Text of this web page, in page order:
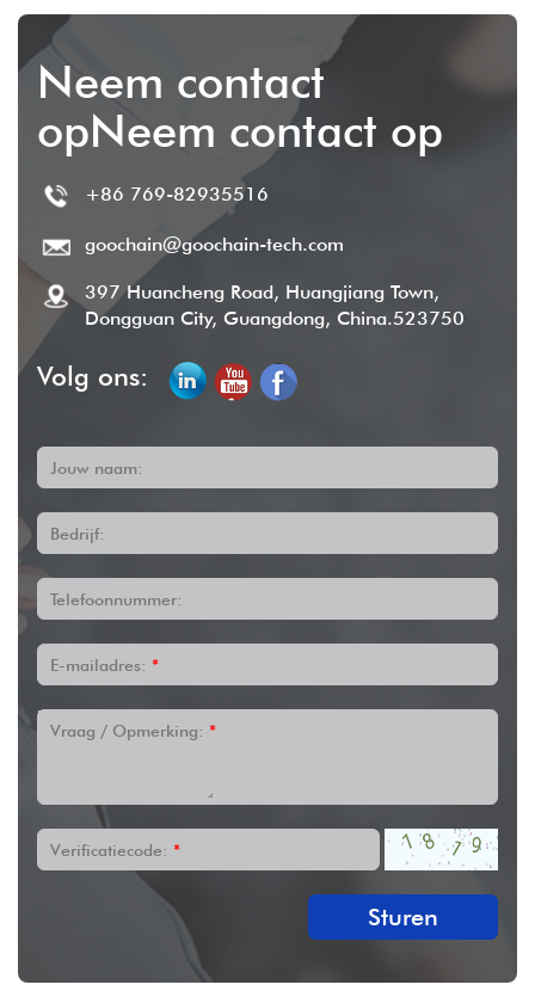
Neem contact
opNeem contact op
+86 769-82935516
goochain@goochain-tech.com
397 Huancheng Road, Huangjiang Town,
Dongguan City, Guangdong, China.523750
Volg ons:
Jouw naam:
Bedrijf:
Telefoonnummer:
E-mailadres: *
Vraag / Opmerking: *
Verificatiecode: *
Sturen